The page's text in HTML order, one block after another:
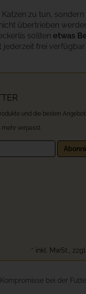
zu tun,
übertrieben
sollten etwas
frei verfügbar
und die besten
verpasst.
* inkl. MwSt., zzgl.
bei der